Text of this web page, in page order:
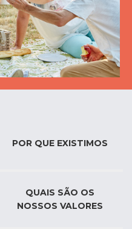
POR QUE EXISTIMOS
QUAIS SÃO OS
NOSSOS VALORES